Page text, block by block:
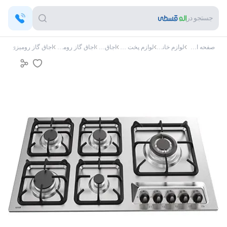
جستجو در
صفحه اصلی لوازم خانگی لوازم پخت و پز اجاق گاز اجاق گاز رومیزی